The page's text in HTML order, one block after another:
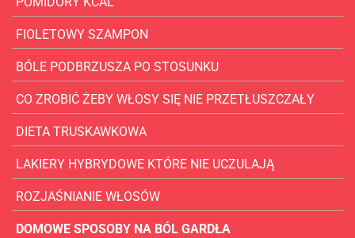
FIOLETOWY SZAMPON
BÓLE PODBRZUSZA PO STOSUNKU
CO ZROBIĆ ŻEBY WŁOSY SIĘ NIE PRZETŁUSZCZAŁY
DIETA TRUSKAWKOWA
LAKIERY HYBRYDOWE KTÓRE NIE UCZULAJĄ
ROZJAŚNIANIE WŁOSÓW
DOMOWE SPOSOBY NA BÓL GARDŁA